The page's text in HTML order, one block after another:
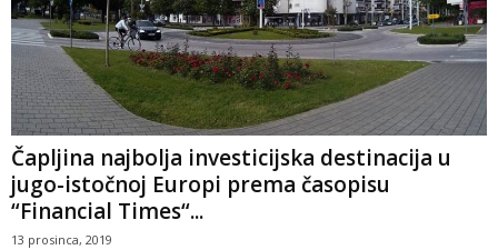
Čapljina najbolja investicijska destinacija u
jugo-istočnoj Europi prema časopisu
“Financial Times“...
13 prosinca, 2019